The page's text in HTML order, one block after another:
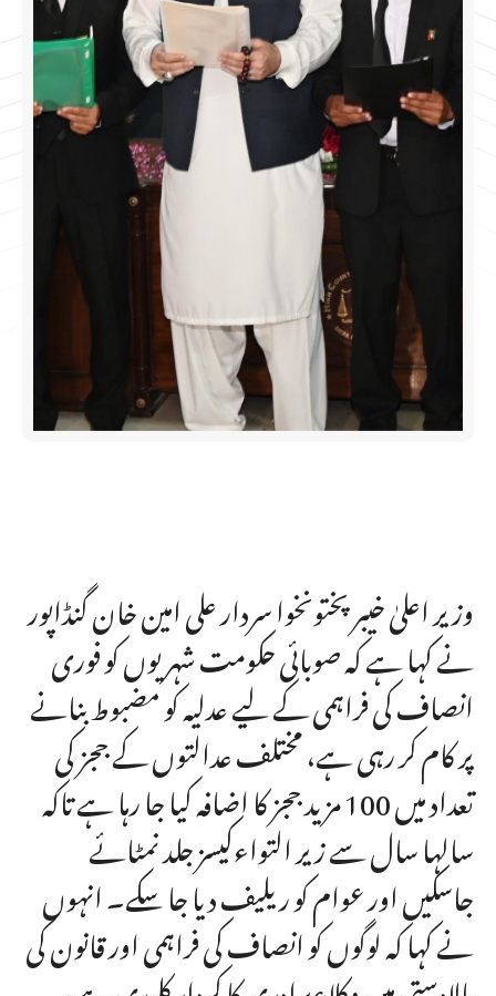
وزیر اعلیٰ خیبر پختونخوا سردار علی امین خان گنڈاپور
نے کہا ہے کہ صوبائی حکومت شہریوں کو فوری
انصاف کی فراہمی کے لیے عدلیہ کو مضبوط بنانے
پر کام کر رہی ہے، مختلف عدالتوں کے ججز کی
تعداد میں 100 مزید ججز کا اضافہ کیا جا رہا ہے تاکہ
سالہا سال سے زیر التواءکیسز جلد نمٹائے
جاسکیں اور عوام کو ریلیف دیا جا سکے۔ انہوں
نے کہا کہ لوگوں کو انصاف کی فراہمی اور قانون کی